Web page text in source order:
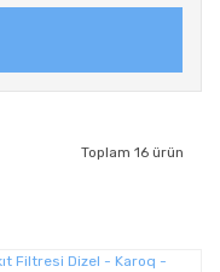
Toplam 16 ürün